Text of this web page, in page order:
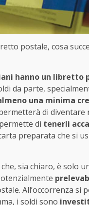
postale, cosa
hanno un libretto
da parte,
una minima
di diventare
di tenerli
preparata che si
sia chiaro, è solo
All’occorrenza si
i soldi sono